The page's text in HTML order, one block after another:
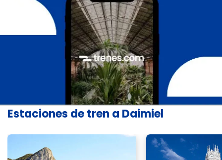
Estaciones de tren a Daimiel